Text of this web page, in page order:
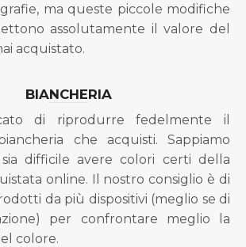
ma queste piccole modifiche
assolutamente il valore del
acquistato.
BIANCHERIA
di riprodurre fedelmente il
che acquisti. Sappiamo
difficile avere colori certi della
online. Il nostro consiglio è di
da più dispositivi (meglio se di
per confrontare meglio la
colore.